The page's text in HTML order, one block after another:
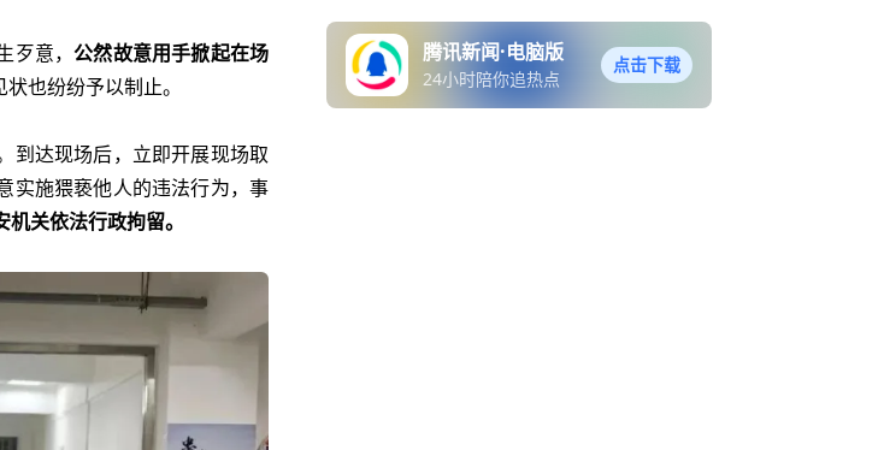
歹意，公然故意用手掀起在场
也纷纷予以制止。
到达现场后，立即开展现场取
实施猥亵他人的违法行为，事
关依法行政拘留。
腾讯新闻·电脑版
24小时陪你追热点
点击下载